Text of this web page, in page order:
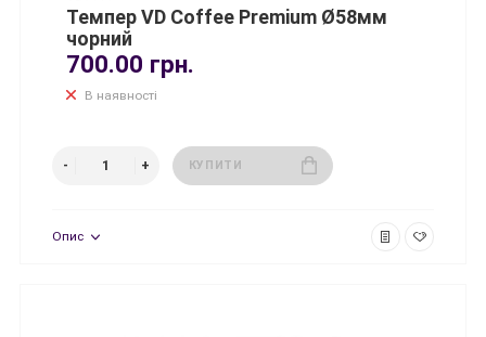
Темпер VD Coffee Premium Ø58мм
чорний
700.00 грн.
В наявності
КУПИТИ
Опис